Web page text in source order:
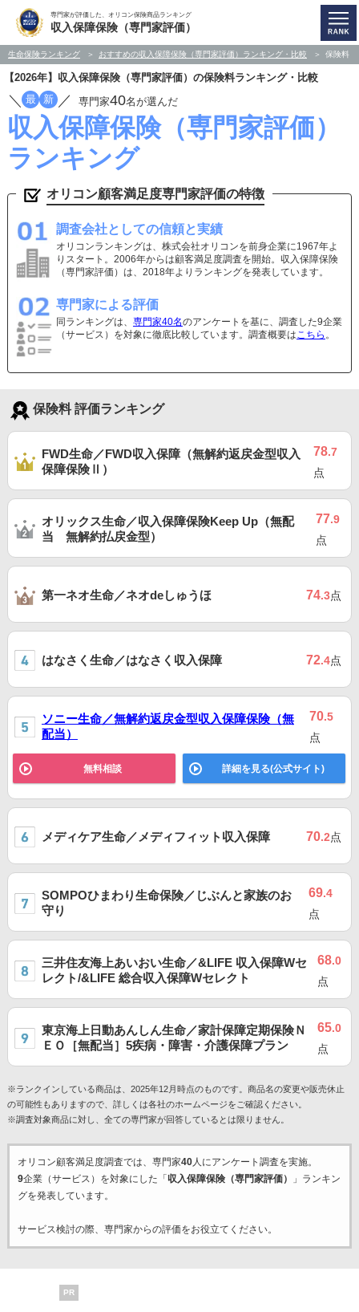
専門家が評価した、オリコン保険商品ランキング
収入保障保険（専門家評価）
生命保険ランキング おすすめの収入保障保険（専門家評価）ランキング・比較 保険料
【2026年】収入保障保険（専門家評価）の保険料ランキング・比較
／ 最 新 ／ 専門家40名が選んだ
収入保障保険（専門家評価）
ランキング
オリコン顧客満足度専門家評価の特徴
調査会社としての信頼と実績
オリコンランキングは、株式会社オリコンを前身企業に1967年よ
りスタート。2006年からは顧客満足度調査を開始。収入保障保険
（専門家評価）は、2018年よりランキングを発表しています。
専門家による評価
同ランキングは、 専門家40名のアンケートを基に、調査した9企業
（サービス）を対象に徹底比較しています。調査概要はこちら 。
保険料 評価ランキング
FWD生命／FWD収入保障（無解約返戻金型収入
保障保険Ⅱ）
78.7
点
オリックス生命／収入保障保険Keep Up（無配
当 無解約払戻金型）
77.9
点
第一ネオ生命／ネオdeしゅうほ 74.3点
はなさく生命／はなさく収入保障 72.4点
ソニー生命／無解約返戻金型収入保障保険（無
配当）
70.5
点
無料相談 詳細を見る(公式サイト)
メディケア生命／メディフィット収入保障 70.2点
SOMPOひまわり生命保険／じぶんと家族のお
守り
69.4
点
三井住友海上あいおい生命／&LIFE 収入保障Wセ
レクト/&LIFE 総合収入保障Wセレクト
68.0
点
東京海上日動あんしん生命／家計保障定期保険Ｎ
ＥＯ［無配当］5疾病・障害・介護保障プラン
65.0
点
※ランクインしている商品は、2025年12月時点のものです。商品名の変更や販売休止
の可能性もありますので、詳しくは各社のホームページをご確認ください。
※調査対象商品に対し、全ての専門家が回答しているとは限りません。
オリコン顧客満足度調査では、専門家40人にアンケート調査を実施。
9企業（サービス）を対象にした「 収入保障保険（専門家評価）
」ランキン
グを発表しています。
サービス検討の際、専門家からの評価をお役立てください。
PR